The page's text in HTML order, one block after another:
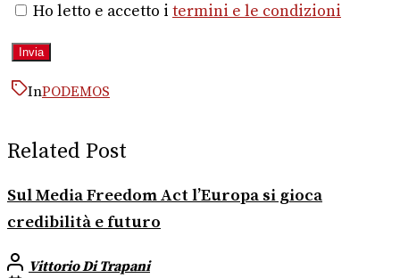
Ho letto e accetto i termini e le condizioni
InPODEMOS
Related Post
Sul Media Freedom Act l’Europa si gioca
credibilità e futuro
Vittorio Di Trapani